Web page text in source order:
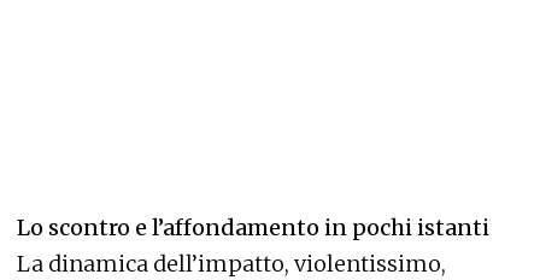
Lo scontro e l’affondamento in pochi istanti
La dinamica dell’impatto, violentissimo,